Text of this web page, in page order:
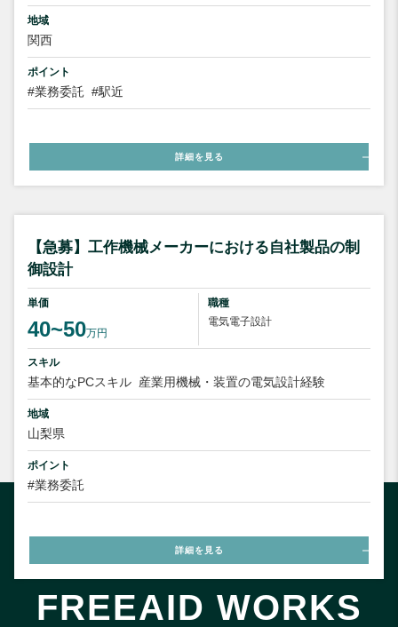
地域
関西
ポイント
#業務委託 #駅近
詳細を見る
【急募】工作機械メーカーにおける自社製品の制
御設計
単価
40~50万円
職種
電気電子設計
スキル
基本的なPCスキル 産業用機械・装置の電気設計経験
地域
山梨県
ポイント
#業務委託
詳細を見る
FREEAID WORKS